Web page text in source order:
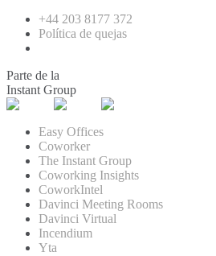
+44 203 8177 372
Política de quejas
Parte de la
Instant Group
Easy Offices
Coworker
The Instant Group
Coworking Insights
CoworkIntel
Davinci Meeting Rooms
Davinci Virtual
Incendium
Yta